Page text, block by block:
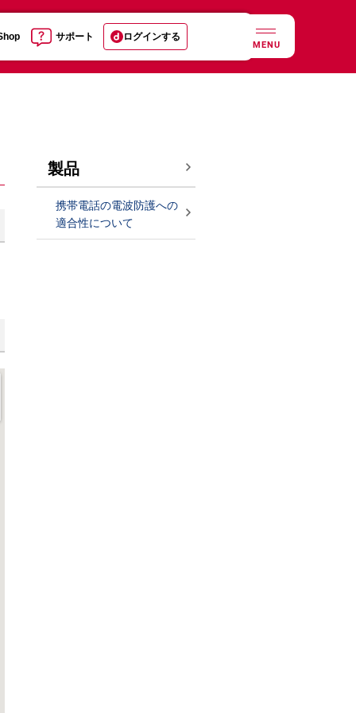
サポート ログインする
MENU
製品
携帯電話の電波防護への
適合性について